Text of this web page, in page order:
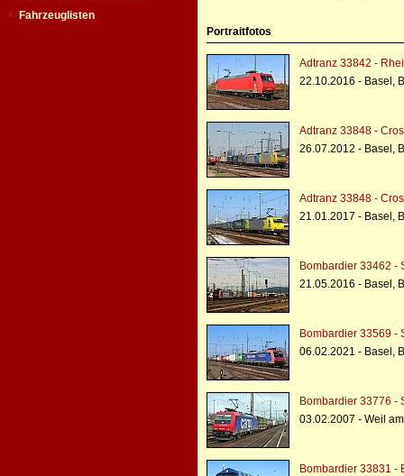
Fahrzeuglisten
Portraitfotos
Adtranz 33842 -
22.10.2016 - Basel,
Adtranz 33848 -
26.07.2012 - Basel,
Adtranz 33848 -
21.01.2017 - Basel,
Bombardier 33462 -
21.05.2016 - Basel,
Bombardier 33569 -
06.02.2021 - Basel,
Bombardier 33776 -
03.02.2007 - Weil
Bombardier 33831 -